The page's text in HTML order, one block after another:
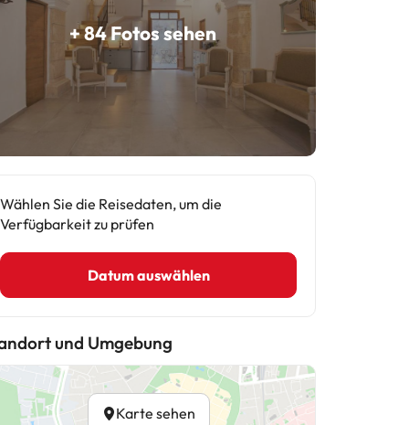
+ 84 Fotos sehen
Wählen Sie die Reisedaten, um die
Verfügbarkeit zu prüfen
Datum auswählen
und Umgebung
Karte sehen